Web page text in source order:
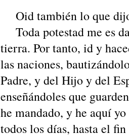
Oid también lo que dijo
Toda potestad me es
tierra. Por tanto, id y
las naciones,
Padre, y del Hijo y del
enseñándoles que
he mandado, y he aquí
todos los días, hasta el